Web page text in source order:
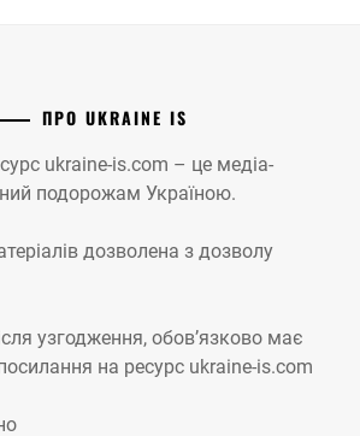
ПРО UKRAINE IS
ukraine-is.com – це медіа-
подорожам Україною.
дозволена з дозволу
узгодження, обов’язково має
на ресурс ukraine-is.com